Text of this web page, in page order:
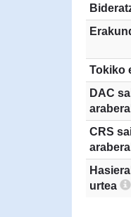
Tokiko
DAC
CRS
urtea